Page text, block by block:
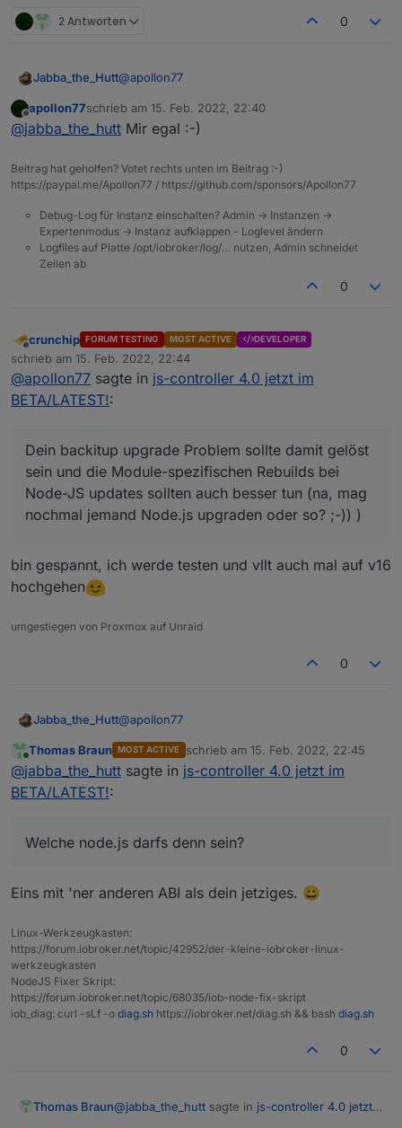
2 Antworten 0
Jabba_the_Hutt@apollon77
Welche node.js darfs denn sein? ;)
Offline
apollon77schrieb am 15. Feb. 2022, 22:40
zuletzt editiert von
@jabba_the_hutt Mir egal :-)
Beitrag hat geholfen? Votet rechts unten im Beitrag :-)
https://paypal.me/Apollon77 / https://github.com/sponsors/Apollon77
Debug-Log für Instanz einschalten? Admin -> Instanzen ->
Expertenmodus -> Instanz aufklappen - Loglevel ändern
Logfiles auf Platte /opt/iobroker/log/… nutzen, Admin schneidet
Zeilen ab
0
Offline
crunchip FORUM TESTING MOST ACTIVE DEVELOPER
schrieb am 15. Feb. 2022, 22:44
zuletzt editiert von
@apollon77 sagte in js-controller 4.0 jetzt im
BETA/LATEST!:
Dein backitup upgrade Problem sollte damit gelöst
sein und die Module-spezifischen Rebuilds bei
Node-JS updates sollten auch besser tun (na, mag
nochmal jemand Node.js upgraden oder so? ;-)) )
bin gespannt, ich werde testen und vllt auch mal auf v16
hochgehen
umgestiegen von Proxmox auf Unraid
0
Jabba_the_Hutt@apollon77
Welche node.js darfs denn sein? ;)
Online
Thomas Braun MOST ACTIVE schrieb am 15. Feb. 2022, 22:45
zuletzt editiert von
@jabba_the_hutt sagte in js-controller 4.0 jetzt im
BETA/LATEST!:
Welche node.js darfs denn sein?
Eins mit 'ner anderen ABI als dein jetziges. 😀
Linux-Werkzeugkasten:
https://forum.iobroker.net/topic/42952/der-kleine-iobroker-linux-
werkzeugkasten
NodeJS Fixer Skript:
https://forum.iobroker.net/topic/68035/iob-node-fix-skript
iob_diag: curl -sLf -o diag.sh https://iobroker.net/diag.sh && bash diag.sh
0
Thomas Braun@jabba_the_hutt sagte in js-controller 4.0 jetzt